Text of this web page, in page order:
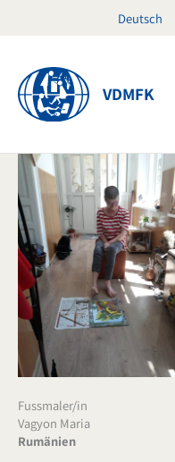
Deutsch
VDMFK
Fussmaler/in
Vagyon Maria
Rumänien